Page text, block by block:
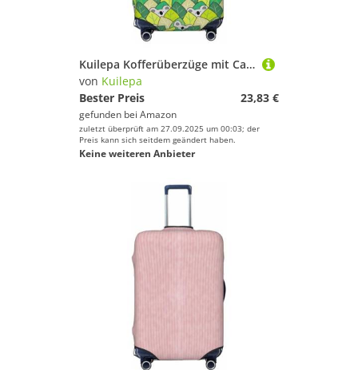
Kuilepa Kofferüberzüge mit Cartoon-Koalabär- und Blatt-Druck, elastisch, waschbar und dehnbar, kratzfest, passend für 45,7 - 81,3 cm Gepäck, kein Gepäck im Lieferumfang enthalten, Schwarz , XL
von Kuilepa
Bester Preis
23,83 €
gefunden bei Amazon
zuletzt überprüft am 27.09.2025 um 00:03; der
Preis kann sich seitdem geändert haben.
Keine weiteren Anbieter